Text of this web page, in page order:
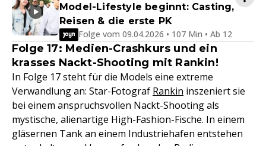
Model-Lifestyle beginnt: Casting,
Reisen & die erste PK
Folge vom 09.04.2026 • 107 Min • Ab 12
Folge 17: Medien-Crashkurs und ein
krasses Nackt-Shooting mit Rankin!
In Folge 17 steht für die Models eine extreme
Verwandlung an: Star-Fotograf Rankin inszeniert sie
bei einem anspruchsvollen Nackt-Shooting als
mystische, alienartige High-Fashion-Fische. In einem
gläsernen Tank an einem Industriehafen entstehen